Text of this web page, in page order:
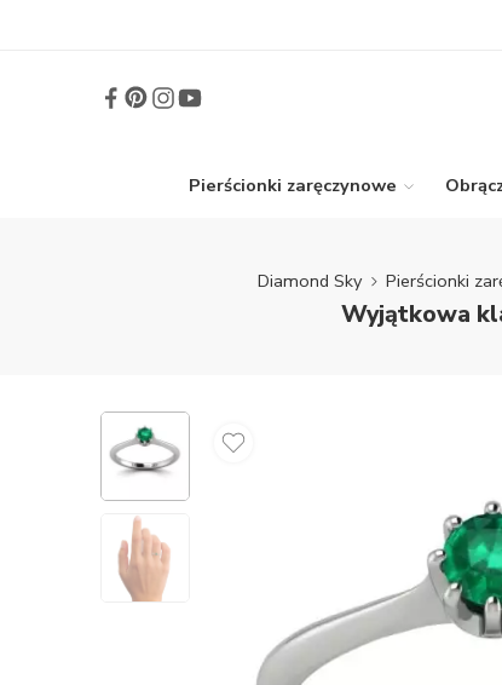
Pierścionki zaręczynowe
Diamond Sky Pierścionki
Wyjątkowa